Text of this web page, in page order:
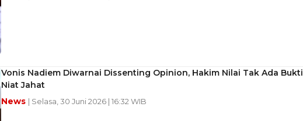
Vonis Nadiem Diwarnai Dissenting Opinion, Hakim Nilai Tak Ada Bukti
Niat Jahat
News | Selasa, 30 Juni 2026 | 16:32 WIB